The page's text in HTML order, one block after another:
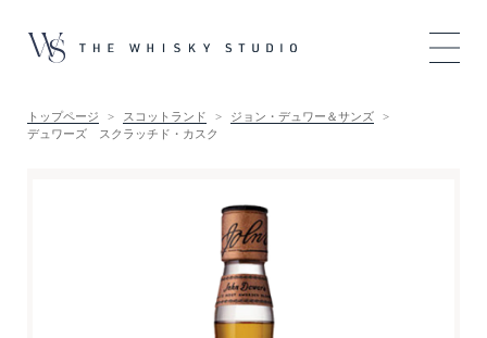
トップページ スコットランド
ジョン・デュワー＆サンズ
デュワーズ スクラッチド・カスク